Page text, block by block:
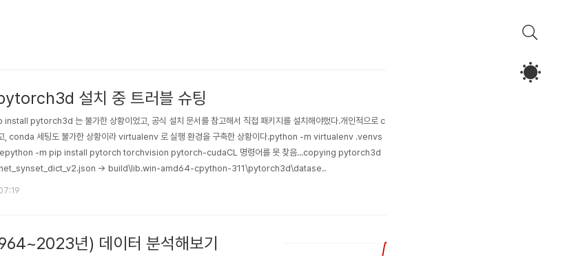
설치 중 트러블 슈팅
install pytorch3d 는 불가한 상황이었고, 공식 설치 문서를 참고해서 직접 패키지를 설치해야했다.개인적으로 c
, conda 세팅도 불가한 상황이라 virtualenv 로 실행 환경을 구축한 상황이다.python -m virtualenv .venvs
-m pip install pytorch torchvision pytorch-cudaCL 명령어를 못 찾음...copying pytorch3d
-> build\lib.win-amd64-cpython-311\pytorch3d\datase..
년) 데이터 분석해보기